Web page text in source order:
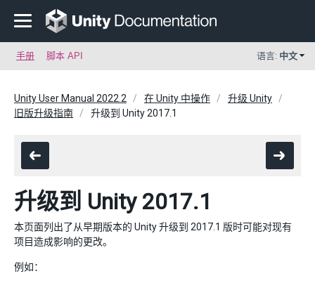
手册 脚本 API 语言: 中文
Unity User Manual 2022.2 在 Unity 中操作
升级 Unity
旧版升级指南
升级到 Unity 2017.1
升级到 Unity 2017.1
本页面列出了从早期版本的 Unity 升级到 2017.1 版时可能对现有
项目造成影响的更改。
例如：